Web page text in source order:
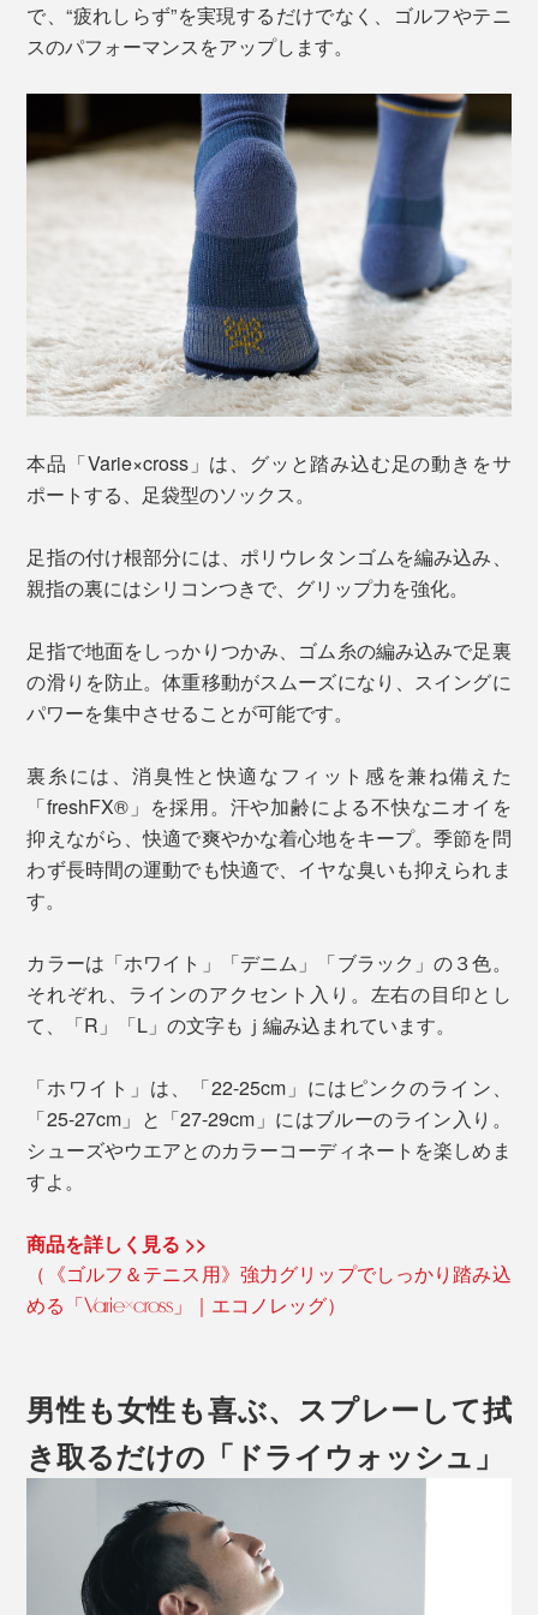
で、“疲れしらず”を実現するだけでなく、ゴルフやテニ
スのパフォーマンスをアップします。
本品「Varie×cross」は、グッと踏み込む足の動きをサ
ポートする、足袋型のソックス。
足指の付け根部分には、ポリウレタンゴムを編み込み、
親指の裏にはシリコンつきで、グリップ力を強化。
足指で地面をしっかりつかみ、ゴム糸の編み込みで足裏
の滑りを防止。体重移動がスムーズになり、スイングに
パワーを集中させることが可能です。
裏糸には、消臭性と快適なフィット感を兼ね備えた
「freshFX®」を採用。汗や加齢による不快なニオイを
抑えながら、快適で爽やかな着心地をキープ。季節を問
わず長時間の運動でも快適で、イヤな臭いも抑えられま
す。
カラーは「ホワイト」「デニム」「ブラック」の３色。
それぞれ、ラインのアクセント入り。左右の目印とし
て、「R」「L」の文字もｊ編み込まれています。
「ホワイト」は、「22-25cm」にはピンクのライン、
「25-27cm」と「27-29cm」にはブルーのライン入り。
シューズやウエアとのカラーコーディネートを楽しめま
すよ。
商品を詳しく見る >>
（《ゴルフ＆テニス用》強力グリップでしっかり踏み込
める「Varie×cross」｜エコノレッグ）
男性も女性も喜ぶ、スプレーして拭
き取るだけの「ドライウォッシュ」